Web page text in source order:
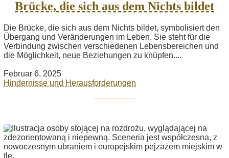
Brücke, die sich aus dem Nichts bildet
Die Brücke, die sich aus dem Nichts bildet, symbolisiert den
Übergang und Veränderungen im Leben. Sie steht für die
Verbindung zwischen verschiedenen Lebensbereichen und
die Möglichkeit, neue Beziehungen zu knüpfen....
Februar 6, 2025
Hindernisse und Herausforderungen